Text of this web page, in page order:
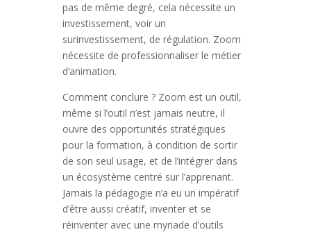
pas de même degré, cela nécessite un
investissement, voir un
surinvestissement, de régulation. Zoom
nécessite de professionnaliser le métier
d’animation.
Comment conclure ? Zoom est un outil,
même si l’outil n’est jamais neutre, il
ouvre des opportunités stratégiques
pour la formation, à condition de sortir
de son seul usage, et de l’intégrer dans
un écosystème centré sur l’apprenant.
Jamais la pédagogie n’a eu un impératif
d’être aussi créatif, inventer et se
réinventer avec une myriade d’outils